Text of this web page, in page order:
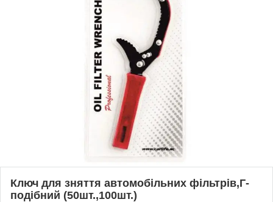
Ключ для зняття автомобільних фільтрів,Г-
подібний (50шт.,100шт.)